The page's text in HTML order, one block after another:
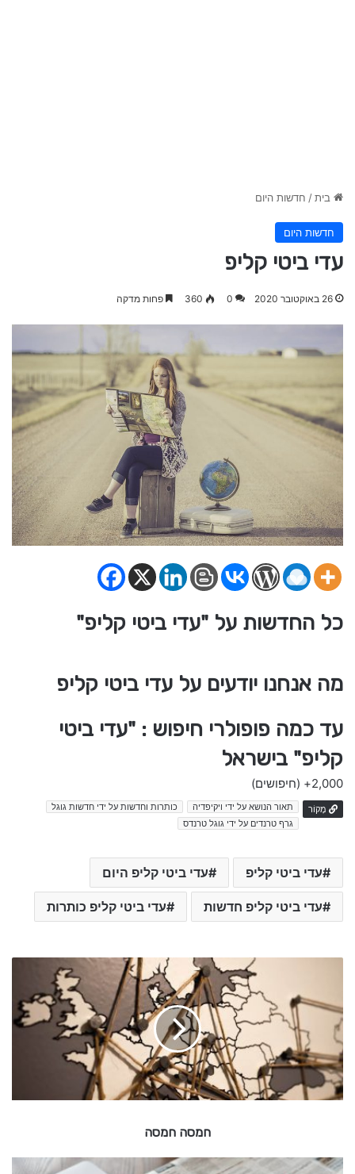
בית/ חדשות היום
חדשות היום
עדי ביטי קליפ
26 באוקטובר 2020 0
360 פחות מדקה
כל החדשות על "עדי ביטי קליפ"
מה אנחנו יודעים על עדי ביטי קליפ
עד כמה פופולרי חיפוש : "עדי ביטי
קליפ" בישראל
2,000+ (חיפושים)
מָקוֹר תאור הנושא על ידי ויקיפדיה
כותרות וחדשות על ידי חדשות גוגל
גרף טרנדים על ידי גוגל טרנדס
עדי ביטי קליפ עדי ביטי קליפ היום
עדי ביטי קליפ חדשות עדי ביטי קליפ כותרות
ה
ח
מ
ס
ה
חמסה חמסה
ר